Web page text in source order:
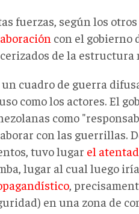
fuerzas, según los
con el gobierno
de la estructura
un cuadro de guerra
como los actores. El
como
con las guerrillas.
tuvo lugar el
lugar al cual luego
,
en una zona de